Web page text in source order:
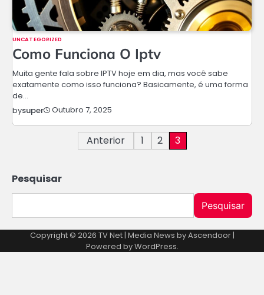
UNCATEGORIZED
Como Funciona O Iptv
Muita gente fala sobre IPTV hoje em dia, mas você sabe
exatamente como isso funciona? Basicamente, é uma forma
de…
bysuper Outubro 7, 2025
conteúdos
Anterior 1 2 3
Pesquisar
Pesquisar
Copyright © 2026 TV Net| Media News byAscendoor|
Powered byWordPress.